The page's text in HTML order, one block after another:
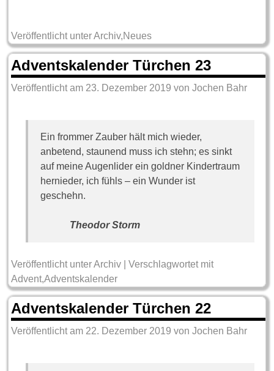
Veröffentlicht unter Archiv,Neues
Adventskalender Türchen 23
Veröffentlicht am 23. Dezember 2019 vonJochen Bahr
Ein frommer Zauber hält mich wieder,
anbetend, staunend muss ich stehn; es sinkt
auf meine Augenlider ein goldner Kindertraum
hernieder, ich fühls – ein Wunder ist
geschehn.
Theodor Storm
Veröffentlicht unter Archiv |Verschlagwortet mit
Advent,Adventskalender
Adventskalender Türchen 22
Veröffentlicht am 22. Dezember 2019 vonJochen Bahr